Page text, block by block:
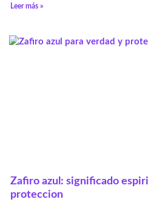
Leer más »
Zafiro azul: significado
proteccion